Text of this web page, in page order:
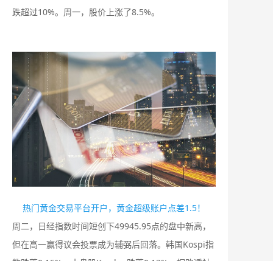
跌超过10%。周一，股价上涨了8.5%。
热门黄金交易平台开户，黄金超级账户点差1.5！
周二，日经指数时间短创下49945.95点的盘中新高，
但在高一赢得议会投票成为辅弼后回落。韩国Kospi指